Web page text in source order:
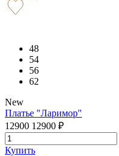
48
54
56
62
New
Платье "Ларимор"
12900 12900 ₽
Купить